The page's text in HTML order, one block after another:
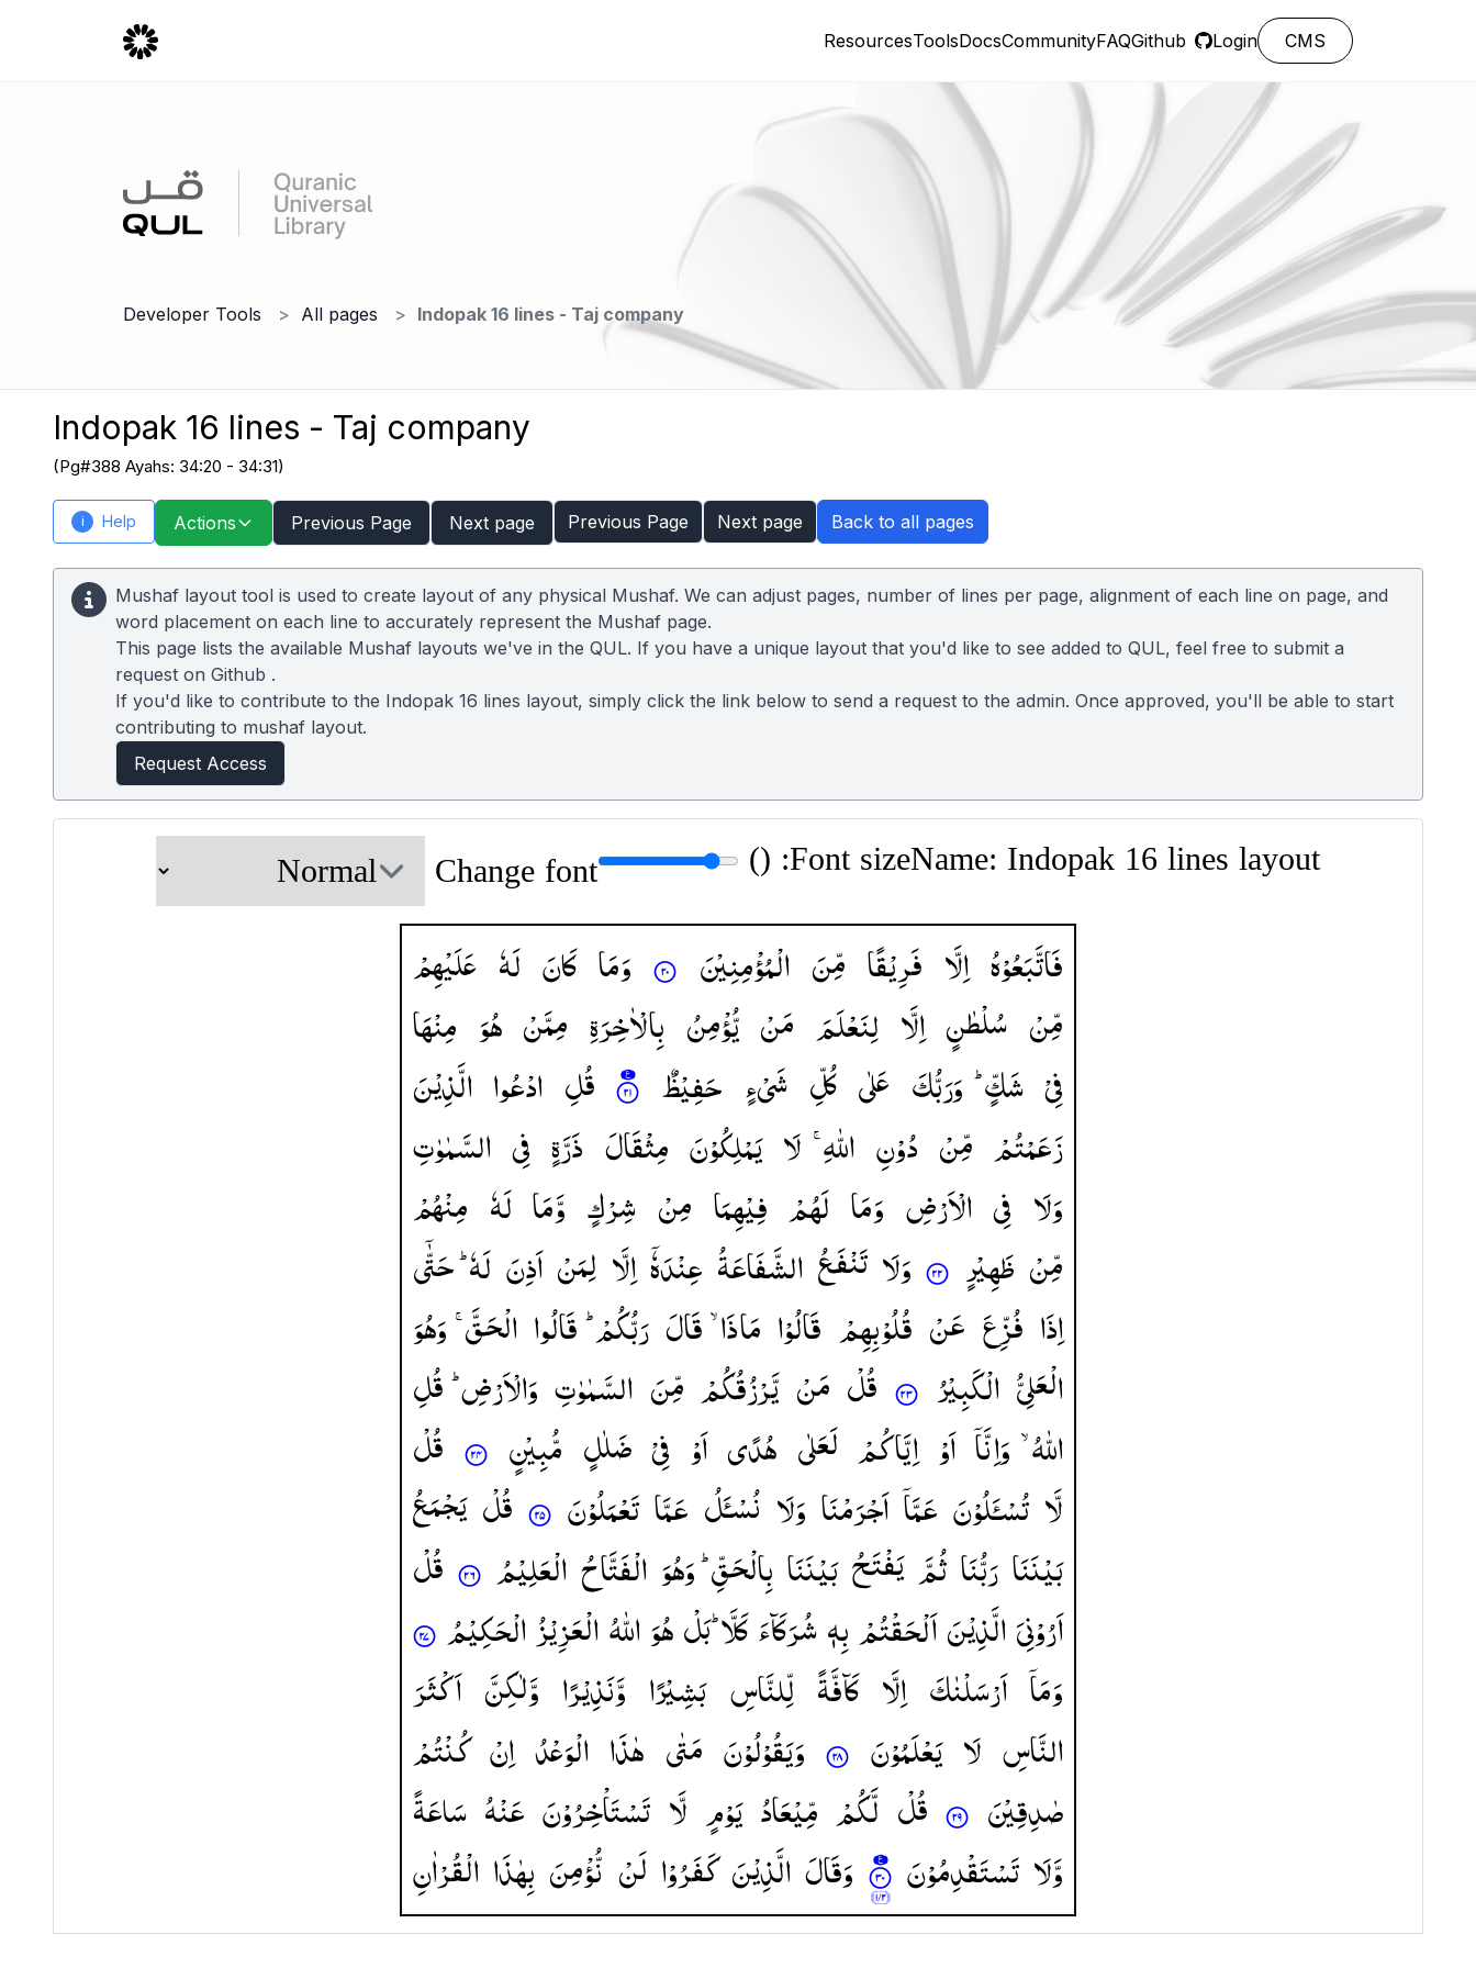
ResourcesToolsDocsCommunityFAQGithub Login CMS
Developer Tools All pages Indopak 16 lines - Taj company
Indopak 16 lines - Taj company
(Pg#388 Ayahs: 34:20 - 34:31)
i Help Actions Previous Page Next page Previous Page Next page Back to all pages
Mushaf layout tool is used to create layout of any physical Mushaf. We can adjust pages, number of lines per page, alignment of each line on page, and
word placement on each line to accurately represent the Mushaf page.
This page lists the available Mushaf layouts we've in the QUL. If you have a unique layout that you'd like to see added to QUL, feel free to submit a
request on Github .
If you'd like to contribute to the Indopak 16 lines layout, simply click the link below to send a request to the admin. Once approved, you'll be able to start
contributing to mushaf layout.
Request Access
Name: Indopak 16 lines layout
Font size: (
)
Change font
فَاتَّبَعُوْهُ اِلَّا فَرِیْقًا مِّنَ الْمُؤْمِنِیْنَ وَمَا كَانَ لَهٗ عَلَیْهِمْ
مِّنْ سُلْطٰنٍ اِلَّا لِنَعْلَمَ مَنْ یُّؤْمِنُ بِالْاٰخِرَةِ مِمَّنْ هُوَ مِنْهَا
فِیْ شَكٍّ ؕ وَرَبُّكَ عَلٰی كُلِّ شَیْءٍ حَفِیْظٌ قُلِ ادْعُوا الَّذِیْنَ
زَعَمْتُمْ مِّنْ دُوْنِ اللّٰهِ ۚ لَا یَمْلِكُوْنَ مِثْقَالَ ذَرَّةٍ فِی السَّمٰوٰتِ
وَلَا فِی الْاَرْضِ وَمَا لَهُمْ فِیْهِمَا مِنْ شِرْكٍ وَّمَا لَهٗ مِنْهُمْ
مِّنْ ظَهِیْرٍ وَلَا تَنْفَعُ الشَّفَاعَةُ عِنْدَهٗۤ اِلَّا لِمَنْ اَذِنَ لَهٗ ؕ حَتّٰۤی
اِذَا فُزِّعَ عَنْ قُلُوْبِهِمْ قَالُوْا مَاذَا ۙ قَالَ رَبُّكُمْ ؕ قَالُوا الْحَقَّ ۚ وَهُوَ
الْعَلِیُّ الْكَبِیْرُ قُلْ مَنْ یَّرْزُقُكُمْ مِّنَ السَّمٰوٰتِ وَالْاَرْضِ ؕ قُلِ
اللّٰهُ ۙ وَاِنَّاۤ اَوْ اِیَّاكُمْ لَعَلٰی هُدًی اَوْ فِیْ ضَلٰلٍ مُّبِیْنٍ
قُلْ
لَّا تُسْـَٔلُوْنَ عَمَّاۤ اَجْرَمْنَا وَلَا نُسْـَٔلُ عَمَّا تَعْمَلُوْنَ قُلْ یَجْمَعُ
بَیْنَنَا رَبُّنَا ثُمَّ یَفْتَحُ بَیْنَنَا بِالْحَقِّ ؕ وَهُوَ الْفَتَّاحُ الْعَلِیْمُ
قُلْ
اَرُوْنِیَالَّذِیْنَاَلْحَقْتُمْبِهٖشُرَكَآءَكَلَّا ؕبَلْهُوَاللّٰهُالْعَزِیْزُالْحَكِیْمُ
وَمَاۤ اَرْسَلْنٰكَ اِلَّا كَآفَّةً لِّلنَّاسِ بَشِیْرًا وَّنَذِیْرًا وَّلٰكِنَّ اَكْثَرَ
النَّاسِ لَا یَعْلَمُوْنَ وَیَقُوْلُوْنَ مَتٰی هٰذَا الْوَعْدُ اِنْ كُنْتُمْ
صٰدِقِیْنَ
قُلْ لَّكُمْ مِّیْعَادُ یَوْمٍ لَّا تَسْتَاْخِرُوْنَ عَنْهُ سَاعَةً
وَّلَا تَسْتَقْدِمُوْنَ وَقَالَ الَّذِیْنَ كَفَرُوْا لَنْ نُّؤْمِنَ بِهٰذَا الْقُرْاٰنِ